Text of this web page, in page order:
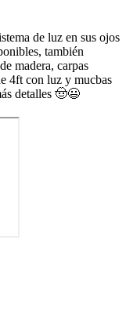
de luz en sus ojos
también
madera, carpas
4ft con luz y mucbas
detalles 🤠😃